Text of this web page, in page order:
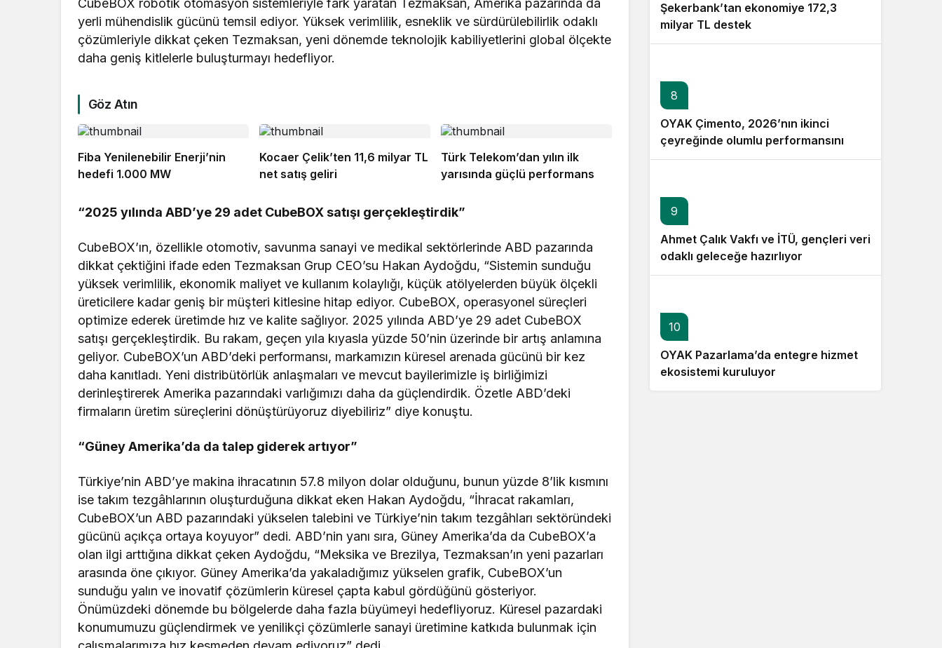
CubeBOX robotik otomasyon sistemleriyle fark yaratan Tezmaksan, Amerika pazarında da
yerli mühendislik gücünü temsil ediyor. Yüksek verimlilik, esneklik ve sürdürülebilirlik odaklı
çözümleriyle dikkat çeken Tezmaksan, yeni dönemde teknolojik kabiliyetlerini global ölçekte
daha geniş kitlelerle buluşturmayı hedefliyor.
Göz Atın
Fiba Yenilenebilir Enerji’nin
hedefi 1.000 MW
Kocaer Çelik’ten 11,6 milyar TL
net satış geliri
Türk Telekom’dan yılın ilk
yarısında güçlü performans
“2025 yılında ABD’ye 29 adet CubeBOX satışı gerçekleştirdik”
CubeBOX’ın, özellikle otomotiv, savunma sanayi ve medikal sektörlerinde ABD pazarında
dikkat çektiğini ifade eden Tezmaksan Grup CEO’su Hakan Aydoğdu, “Sistemin sunduğu
yüksek verimlilik, ekonomik maliyet ve kullanım kolaylığı, küçük atölyelerden büyük ölçekli
üreticilere kadar geniş bir müşteri kitlesine hitap ediyor. CubeBOX, operasyonel süreçleri
optimize ederek üretimde hız ve kalite sağlıyor. 2025 yılında ABD’ye 29 adet CubeBOX
satışı gerçekleştirdik. Bu rakam, geçen yıla kıyasla yüzde 50’nin üzerinde bir artış anlamına
geliyor. CubeBOX’un ABD’deki performansı, markamızın küresel arenada gücünü bir kez
daha kanıtladı. Yeni distribütörlük anlaşmaları ve mevcut bayilerimizle iş birliğimizi
derinleştirerek Amerika pazarındaki varlığımızı daha da güçlendirdik. Özetle ABD’deki
firmaların üretim süreçlerini dönüştürüyoruz diyebiliriz” diye konuştu.
“Güney Amerika’da da talep giderek artıyor”
Türkiye’nin ABD’ye makina ihracatının 57.8 milyon dolar olduğunu, bunun yüzde 8’lik kısmını
ise takım tezgâhlarının oluşturduğuna dikkat eken Hakan Aydoğdu, “İhracat rakamları,
CubeBOX’un ABD pazarındaki yükselen talebini ve Türkiye’nin takım tezgâhları sektöründeki
gücünü açıkça ortaya koyuyor” dedi. ABD’nin yanı sıra, Güney Amerika’da da CubeBOX’a
olan ilgi arttığına dikkat çeken Aydoğdu, “Meksika ve Brezilya, Tezmaksan’ın yeni pazarları
arasında öne çıkıyor. Güney Amerika’da yakaladığımız yükselen grafik, CubeBOX’un
sunduğu yalın ve inovatif çözümlerin küresel çapta kabul gördüğünü gösteriyor.
Önümüzdeki dönemde bu bölgelerde daha fazla büyümeyi hedefliyoruz. Küresel pazardaki
konumumuzu güçlendirmek ve yenilikçi çözümlerle sanayi üretimine katkıda bulunmak için
Şekerbank’tan ekonomiye 172,3
milyar TL destek
8
OYAK Çimento, 2026’nın ikinci
çeyreğinde olumlu performansını
sürdürdü
9
Ahmet Çalık Vakfı ve İTÜ, gençleri veri
odaklı geleceğe hazırlıyor
10
OYAK Pazarlama’da entegre hizmet
ekosistemi kuruluyor